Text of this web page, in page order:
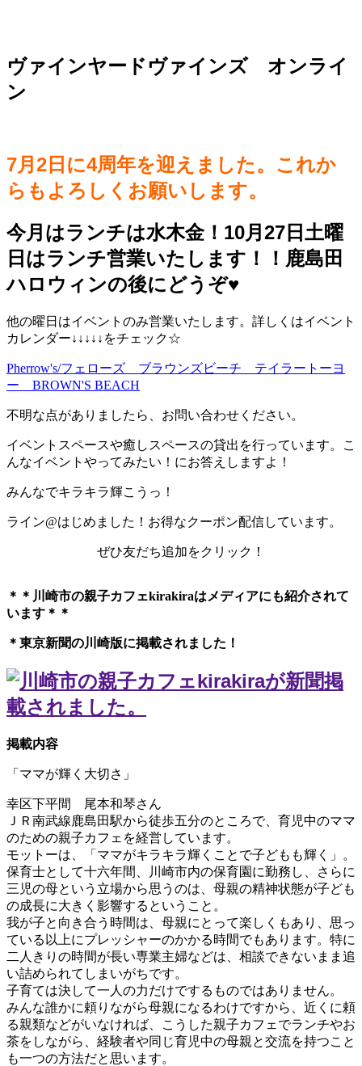
ヴァインヤードヴァインズ オンライ
ン
7月2日に4周年を迎えました。これか
らもよろしくお願いします。
今月はランチは水木金！10月27日土曜
日はランチ営業いたします！！鹿島田
ハロウィンの後にどうぞ♥️
他の曜日はイベントのみ営業いたします。詳しくはイベント
カレンダー↓↓↓↓↓をチェック☆
Pherrow's/フェローズ ブラウンズビーチ テイラートーヨ
ー BROWN'S BEACH
不明な点がありましたら、お問い合わせください。
イベントスペースや癒しスペースの貸出を行っています。こ
んなイベントやってみたい！にお答えしますよ！
みんなでキラキラ輝こうっ！
ライン@はじめました！お得なクーポン配信しています。
ぜひ友だち追加をクリック！
＊＊川崎市の親子カフェkirakiraは メディアにも紹介されて
います＊＊
＊東京新聞の川崎版に掲載されました！
掲載内容
「ママが輝く大切さ」
幸区下平間 尾本和琴さん
ＪＲ南武線鹿島田駅から徒歩五分のところで、育児中のママ
のための親子カフェを経営しています。
モットーは、「ママがキラキラ輝くことで子どもも輝く」。
保育士として十六年間、川崎市内の保育園に勤務し、さらに
三児の母という立場から思うのは、母親の精神状態が子ども
の成長に大きく影響するということ。
我が子と向き合う時間は、母親にとって楽しくもあり、思っ
ている以上にプレッシャーのかかる時間でもあります。特に
二人きりの時間が長い専業主婦などは、相談できないまま追
い詰められてしまいがちです。
子育ては決して一人の力だけでするものではありません。
みんな誰かに頼りながら母親になるわけですから、近くに頼
る親類などがいなければ、こうした親子カフェでランチやお
茶をしながら、経験者や同じ育児中の母親と交流を持つこと
も一つの方法だと思います。